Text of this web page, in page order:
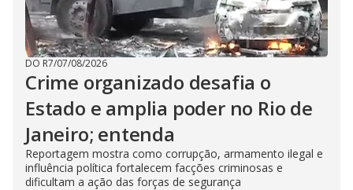
DO R7/07/08/2026
Crime organizado desafia o
Estado e amplia poder no Rio de
Janeiro; entenda
Reportagem mostra como corrupção, armamento ilegal e
influência política fortalecem facções criminosas e
dificultam a ação das forças de segurança